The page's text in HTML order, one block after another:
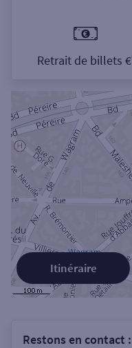
Retrait de billets €
Itinéraire
Restons en contact :